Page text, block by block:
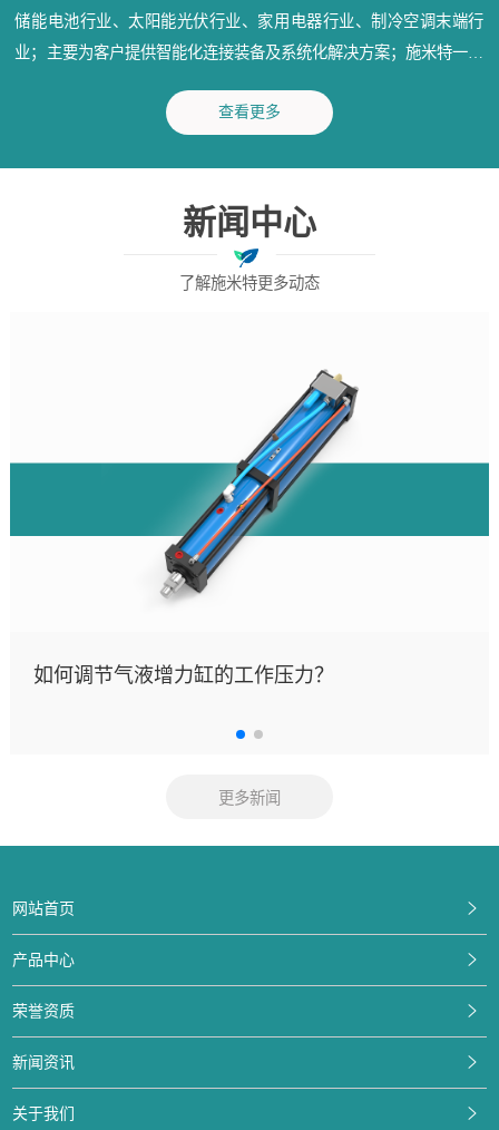
储能电池行业、太阳能光伏行业、家用电器行业、制冷空调末端行
业；主要为客户提供智能化连接装备及系统化解决方案；施米特一直
意的产品和优质的服务。
查看更多
新闻中心
了解施米特更多动态
如何调节气液增力缸的工作压力？
更多新闻
网站首页
产品中心
荣誉资质
新闻资讯
关于我们